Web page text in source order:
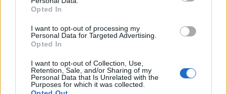
Opted In
I want to opt-out of processing my
Personal Data for Targeted Advertising.
Opted In
I want to opt-out of Collection, Use,
Retention, Sale, and/or Sharing of my
Personal Data that Is Unrelated with the
Purposes for which it was collected.
FTSE4Good
Alpha Bank: Για πρώτη φορά το Αρχαίο Θέατρο Επιδαύρου άνοιξε τις
πύλες του σε όλους